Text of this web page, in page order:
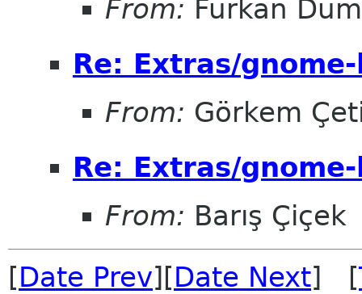
From: Furkan
Re: Extras/
From: Görkem
Re: Extras/
From: Barış Çiçek
[Date Prev][Date Next] [